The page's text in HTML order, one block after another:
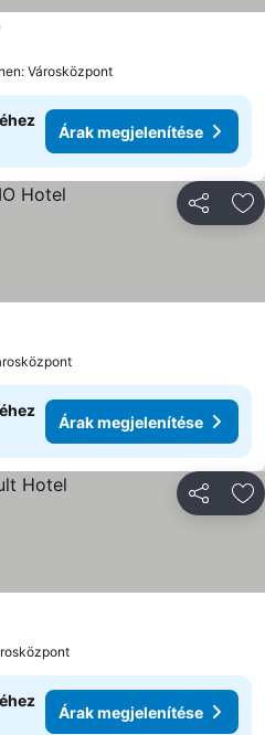
Városközpont
Árak megjelenítése
Árak megjelenítése
Árak megjelenítése